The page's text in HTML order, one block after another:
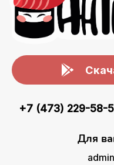
+7 (473) 229-58-
Для